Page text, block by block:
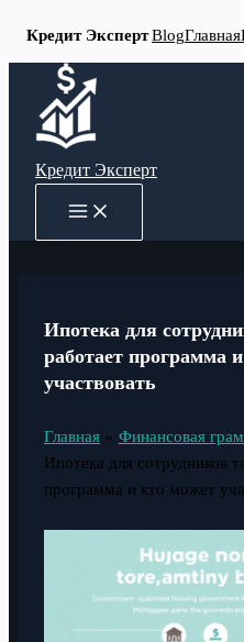
Кредит ЭкспертBlogГлавная
Перейти
содержимому
Кредит Эксперт
MAIN
MENU
Ипотека для
работает программа
участвовать
Главная
Финансовая
Ипотека для сотрудников
программа и кто может